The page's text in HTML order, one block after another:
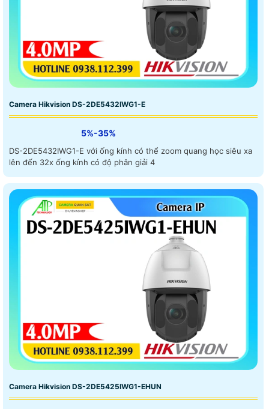
Camera Hikvision DS-2DE5432IWG1-E
5%-35%
DS-2DE5432IWG1-E với ống kính có thể zoom quang học siêu xa
lên đến 32x ống kính có độ phân giải 4
Camera Hikvision DS-2DE5425IWG1-EHUN